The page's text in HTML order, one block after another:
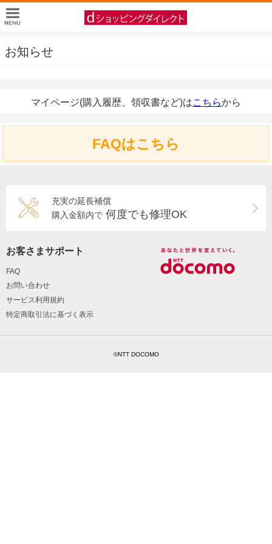
お知らせ
マイページ(購入履歴、領収書など)はこちらから
FAQはこちら
充実の延長補償
購入金額内で 何度でも修理OK
お客さまサポート
FAQ
お問い合わせ
サービス利用規約
特定商取引法に基づく表示
©NTT DOCOMO